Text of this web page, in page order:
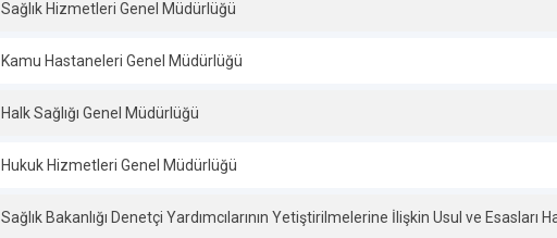
Sağlık Hizmetleri Genel Müdürlüğü
Kamu Hastaneleri Genel Müdürlüğü
Halk Sağlığı Genel Müdürlüğü
Hukuk Hizmetleri Genel Müdürlüğü
Sağlık Bakanlığı Denetçi Yardımcılarının Yetiştirilmelerine İlişkin Usul ve Esasları